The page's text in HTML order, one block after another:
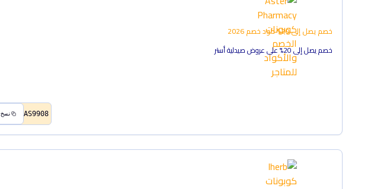
خصم يصل إلى 20% كود خصم2026
خصم يصل إلى 20% على عروض صيدلية أستر
AS9908 نسخ